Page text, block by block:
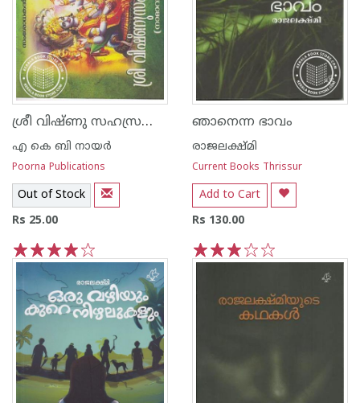
ശ്രീ വിഷ്ണു സഹസ്രനാമസ്തോത്രം
എ കെ ബി നായര്‍
Poorna Publications
Out of Stock
Rs 25.00
5
4
3
2
1
ഞാനെന്ന ഭാവം
രാജലക്ഷ്മി
Current Books Thrissur
Add to Cart
Rs 130.00
5
4
3
2
1